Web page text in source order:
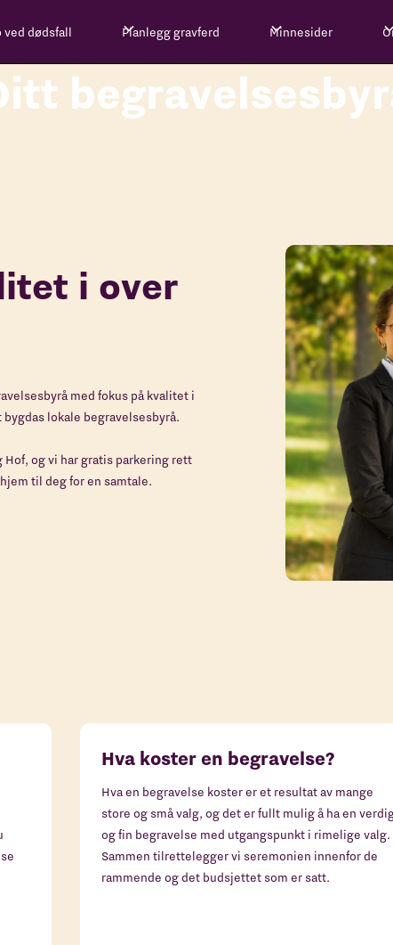
ved dødsfall Planlegg gravferd Minnesider
i over
med fokus på kvalitet i
lokale begravelsesbyrå.
Hof, og vi har gratis parkering rett
til deg for en samtale.
Hva koster en begravelse?
Hva en begravelse koster er et resultat av mange
store og små valg, og det er fullt mulig å ha en
og fin begravelse med utgangspunkt i rimelige valg.
Sammen tilrettelegger vi seremonien innenfor de
rammende og det budsjettet som er satt.